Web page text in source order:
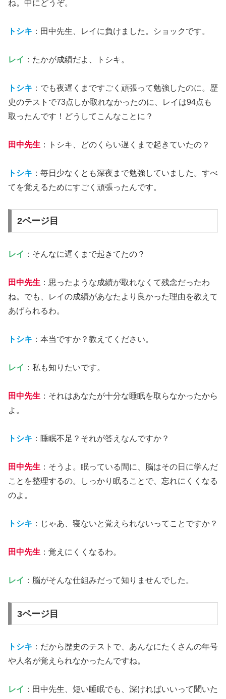
ね。中にどうぞ。
トシキ ：田中先生、レイに負けました。ショックです。
レイ ：たかが成績だよ、トシキ。
トシキ ：でも夜遅くまですごく頑張って勉強したのに。歴
史のテストで73点しか取れなかったのに、レイは94点も
取ったんです！どうしてこんなことに？
田中先生 ：トシキ、どのくらい遅くまで起きていたの？
トシキ ：毎日少なくとも深夜まで勉強していました。すべ
てを覚えるためにすごく頑張ったんです。
2ページ目
レイ ：そんなに遅くまで起きてたの？
田中先生 ：思ったような成績が取れなくて残念だったわ
ね。でも、レイの成績があなたより良かった理由を教えて
あげられるわ。
トシキ ：本当ですか？教えてください。
レイ ：私も知りたいです。
田中先生 ：それはあなたが十分な睡眠を取らなかったから
よ。
トシキ ：睡眠不足？それが答えなんですか？
田中先生 ：そうよ。眠っている間に、脳はその日に学んだ
ことを整理するの。しっかり眠ることで、忘れにくくなる
のよ。
トシキ ：じゃあ、寝ないと覚えられないってことですか？
田中先生 ：覚えにくくなるわ。
レイ ：脳がそんな仕組みだって知りませんでした。
3ページ目
トシキ ：だから歴史のテストで、あんなにたくさんの年号
や人名が覚えられなかったんですね。
レイ ：田中先生、短い睡眠でも、深ければいいって聞いた